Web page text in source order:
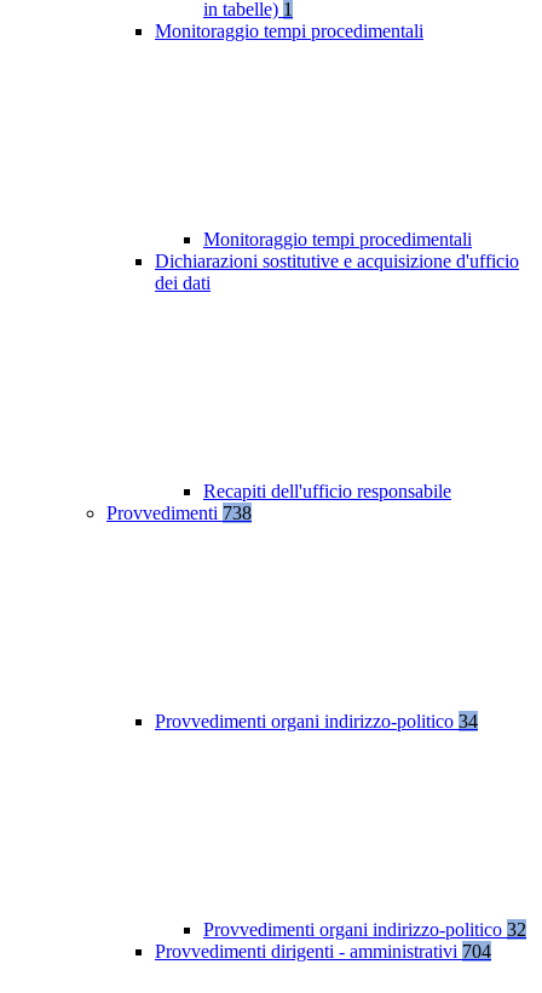
in tabelle) 1
Monitoraggio tempi procedimentali
Monitoraggio tempi procedimentali
Dichiarazioni sostitutive e acquisizione d'ufficio
dei dati
Recapiti dell'ufficio responsabile
Provvedimenti 738
Provvedimenti organi indirizzo-politico 34
Provvedimenti organi indirizzo-politico 32
Provvedimenti dirigenti - amministrativi 704